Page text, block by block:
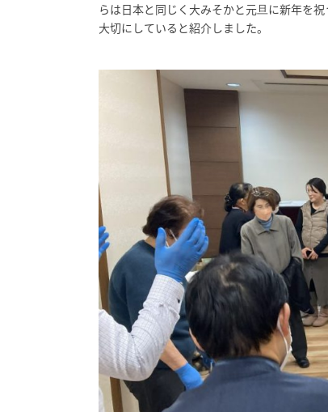
らは日本と同じく大みそかと元旦に新年を
大切にしていると紹介しました。